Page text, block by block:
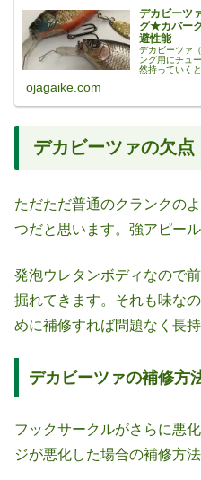
デカビーツ
グ★カバー
避性能
デカビーツァ
ング用にチュ
然持っていく
ojagaike.com
デカビーツァの欠点
ただただ普通のクランクの
つだと思います。強アピー
発泡ウレタンボディなので
掘れてきます。それも味な
めに補修すれば問題なく長持
デカビーツァの補修方
フックサークルがさらに悪
ジが悪化した場合の補修方